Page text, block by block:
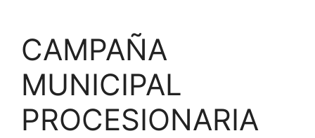
CAMPAÑA
MUNICIPAL
PROCESIONARIA